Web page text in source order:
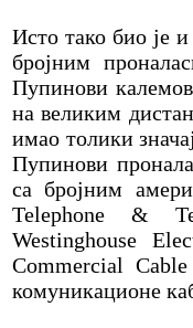
Исто тако био је
бројним
Пупинови
на великим
имао толики
Пупинови
са бројним
Telephone &
Westinghouse
Commercial
комуникационе